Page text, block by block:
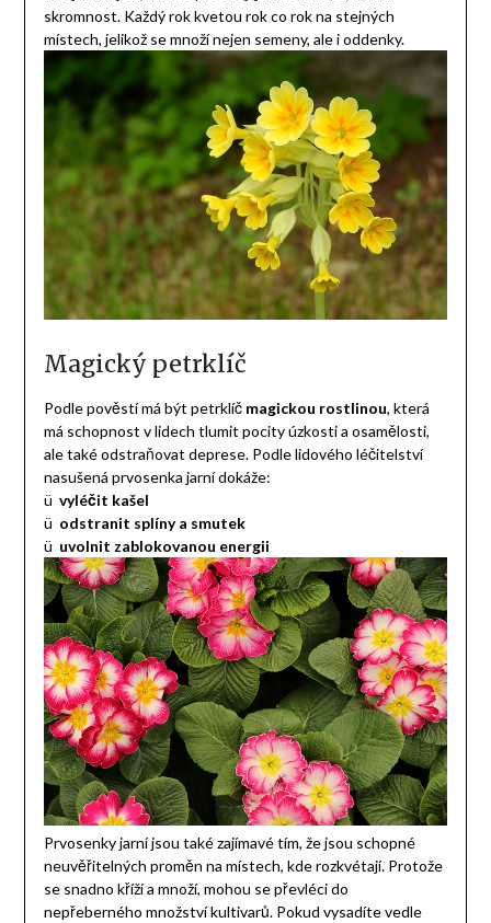
skromnost. Každý rok kvetou rok co rok na stejných
místech, jelikož se množí nejen semeny, ale i oddenky.
Magický petrklíč
Podle pověstí má být petrklíč magickou rostlinou, která
má schopnost v lidech tlumit pocity úzkosti a osamělosti,
ale také odstraňovat deprese. Podle lidového léčitelství
nasušená prvosenka jarní dokáže:
ü vyléčit kašel
ü odstranit splíny a smutek
ü uvolnit zablokovanou energii
Prvosenky jarní jsou také zajímavé tím, že jsou schopné
neuvěřitelných proměn na místech, kde rozkvétají. Protože
se snadno kříží a množí, mohou se převléci do
nepřeberného množství kultivarů. Pokud vysadíte vedle